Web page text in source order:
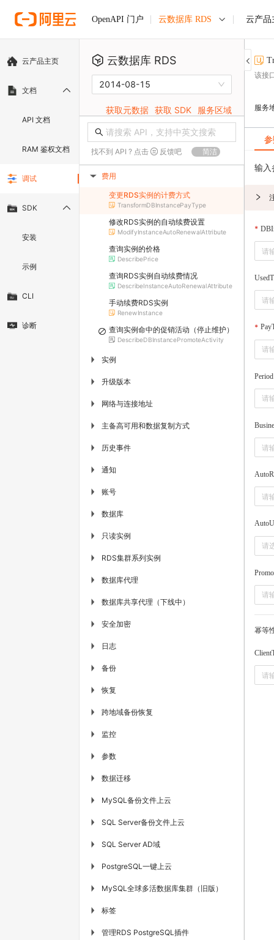
OpenAPI 门户 云数据库 RDS 云产品
云产品主页
文档
API 文档
RAM 鉴权文档
调试
SDK
安装
示例
CLI
诊断
云数据库 RDS
2014-08-15
获取元数据 获取 SDK 服务区域
找不到 API ? 点击 反馈吧 简洁
▶ 费用
变更RDS实例的计费方式
TransformDBInstancePayType
修改RDS实例的自动续费设置
ModifyInstanceAutoRenewalAttribute
查询实例的价格
DescribePrice
查询RDS实例自动续费情况
DescribeInstanceAutoRenewalAttribute
手动续费RDS实例
RenewInstance
查询实例命中的促销活动（停止维护）
DescribeDBInstancePromoteActivity
▶ 实例
▶ 升级版本
▶ 网络与连接地址
▶ 主备高可用和数据复制方式
▶ 历史事件
▶ 通知
▶ 账号
▶ 数据库
▶ 只读实例
▶ RDS集群系列实例
▶ 数据库代理
▶ 数据库共享代理（下线中）
▶ 安全加密
▶ 日志
▶ 备份
▶ 恢复
▶ 跨地域备份恢复
▶ 监控
▶ 参数
▶ 数据迁移
▶ MySQL备份文件上云
▶ SQL Server备份文件上云
▶ SQL Server AD域
▶ PostgreSQL一键上云
▶ MySQL全球多活数据库集群（旧版）
▶ 标签
▶ 管理RDS PostgreSQL插件
该接
服务
输入
Period
请
幂等